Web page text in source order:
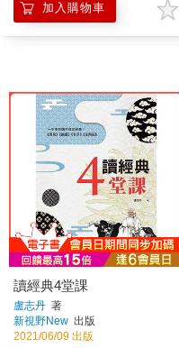
加入購物車
讀經典4堂課
盧志丹 著
新視野New 出版
2021/06/09 出版